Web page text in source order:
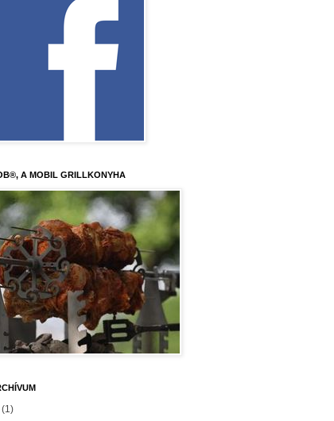
A MOBIL GRILLKONYHA
(1)